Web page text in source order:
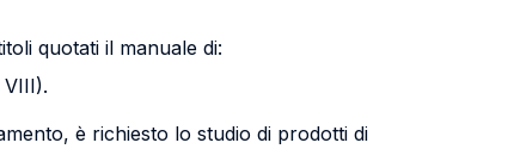
quotati il manuale di:
è richiesto lo studio di prodotti di